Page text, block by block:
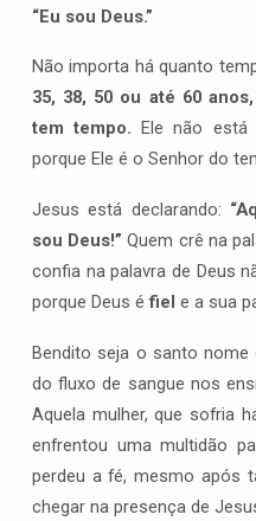
“Eu sou Deus.”
Não importa há quanto
35, 38, 50 ou até 60
tem tempo. Ele não está
porque Ele é o Senhor do
Jesus está declarando:
sou Deus!” Quem crê na
confia na palavra de Deus
porque Deus éfiel e a sua
Bendito seja o santo
do fluxo de sangue nos
Aquela mulher, que sofria
enfrentou uma multidão
perdeu a fé, mesmo após
chegar na presença de